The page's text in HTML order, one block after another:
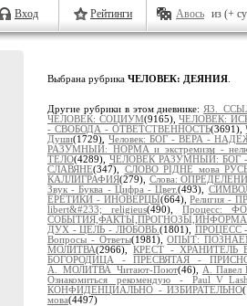
Вход Рейтинги Авось из (+
Выбрана рубрика ЧЕЛОВЕК: ДЕЯНИЯ
Другие рубрики в этом дневнике:
ЧЕЛОВЕК: СОЦИУМ(9165), ЧЕЛОВЕК:
- СВОБОДА - ОТВЕТСТВЕННОСТЬ(3691),
Души(1729), Человек: БОГ - ВЕРА -
РАЗУМНЫЙ: НОРМА и экстремизм -
ТЕЛО(4289), ЧЕЛОВЕК РАЗУМНЫЙ: БОГ
СЛАВЯНЕ(347), СЛОВО РІДНЕ мова
КАЛЛИГРАФИЯ(279), Слова:
Звук - Буква - Цифра - Цвет.(493),
ЕРЕТИКИ - ИНОВЕРЦЫ(664),Религия -
libert&#233; religieus(490),Процесс:
ДУХ - ЦЕЛЬ - ЛЮБОВЬ. (1801), ПРОЦЕСС
Вопросы - Ответы(1981),ОПЫТ: ПОЗНАЁМ
МОЛИТВА(2966),КРЕСТ - ХРАНИТЕЛЬ
БОГОРОДИЦА - ПРЕСВЯТАЯ -
А._МОЛИТВА_Читают-Поют(46), А.
Ознакомиться рекомендую -
КОНФИДЕНЦИАЛЬНО - ИЗБИРАТЕЛЬНО
мова(4497)